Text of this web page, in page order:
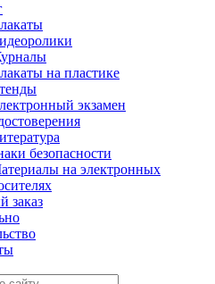
на пластике
экзамен
безопасности
на электронных
заказ